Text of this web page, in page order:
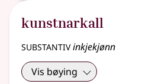
kunstnarkall
substantivinkjekjønn
Vis bøying